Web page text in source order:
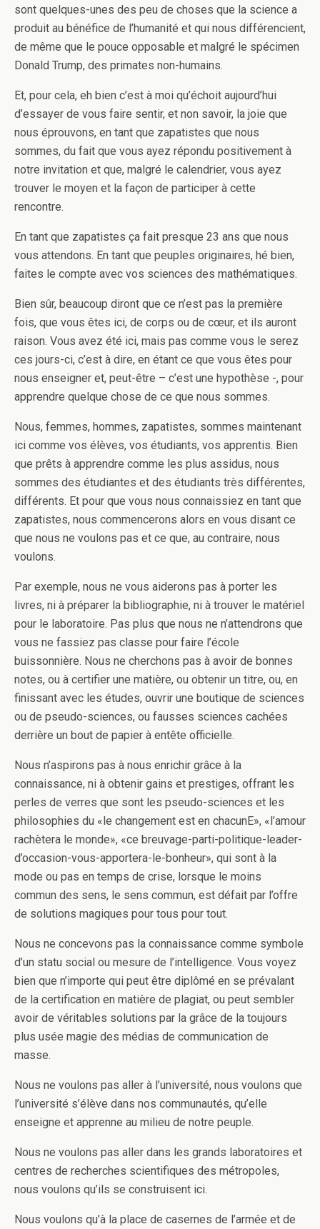
sont quelques-unes des peu de choses que la science a
produit au bénéfice de l’humanité et qui nous différencient,
de même que le pouce opposable et malgré le spécimen
Donald Trump, des primates non-humains.
Et, pour cela, eh bien c’est à moi qu’échoit aujourd’hui
d’essayer de vous faire sentir, et non savoir, la joie que
nous éprouvons, en tant que zapatistes que nous
sommes, du fait que vous ayez répondu positivement à
notre invitation et que, malgré le calendrier, vous ayez
trouver le moyen et la façon de participer à cette
rencontre.
En tant que zapatistes ça fait presque 23 ans que nous
vous attendons. En tant que peuples originaires, hé bien,
faites le compte avec vos sciences des mathématiques.
Bien sûr, beaucoup diront que ce n’est pas la première
fois, que vous êtes ici, de corps ou de cœur, et ils auront
raison. Vous avez été ici, mais pas comme vous le serez
ces jours-ci, c’est à dire, en étant ce que vous êtes pour
nous enseigner et, peut-être – c’est une hypothèse -, pour
apprendre quelque chose de ce que nous sommes.
Nous, femmes, hommes, zapatistes, sommes maintenant
ici comme vos élèves, vos étudiants, vos apprentis. Bien
que prêts à apprendre comme les plus assidus, nous
sommes des étudiantes et des étudiants très différentes,
différents. Et pour que vous nous connaissiez en tant que
zapatistes, nous commencerons alors en vous disant ce
que nous ne voulons pas et ce que, au contraire, nous
voulons.
Par exemple, nous ne vous aiderons pas à porter les
livres, ni à préparer la bibliographie, ni à trouver le matériel
pour le laboratoire. Pas plus que nous ne n’attendrons que
vous ne fassiez pas classe pour faire l’école
buissonnière. Nous ne cherchons pas à avoir de bonnes
notes, ou à certifier une matière, ou obtenir un titre, ou, en
finissant avec les études, ouvrir une boutique de sciences
ou de pseudo-sciences, ou fausses sciences cachées
derrière un bout de papier à entête officielle.
Nous n’aspirons pas à nous enrichir grâce à la
connaissance, ni à obtenir gains et prestiges, offrant les
perles de verres que sont les pseudo-sciences et les
philosophies du «le changement est en chacunE», «l’amour
rachètera le monde», «ce breuvage-parti-politique-leader-
d’occasion-vous-apportera-le-bonheur», qui sont à la
mode ou pas en temps de crise, lorsque le moins
commun des sens, le sens commun, est défait par l’offre
de solutions magiques pour tous pour tout.
Nous ne concevons pas la connaissance comme symbole
d’un statu social ou mesure de l’intelligence. Vous voyez
bien que n’importe qui peut être diplômé en se prévalant
de la certification en matière de plagiat, ou peut sembler
avoir de véritables solutions par la grâce de la toujours
plus usée magie des médias de communication de
masse.
Nous ne voulons pas aller à l’université, nous voulons que
l’université s’élève dans nos communautés, qu’elle
enseigne et apprenne au milieu de notre peuple.
Nous ne voulons pas aller dans les grands laboratoires et
centres de recherches scientifiques des métropoles,
nous voulons qu’ils se construisent ici.
Nous voulons qu’à la place de casernes de l’armée et de